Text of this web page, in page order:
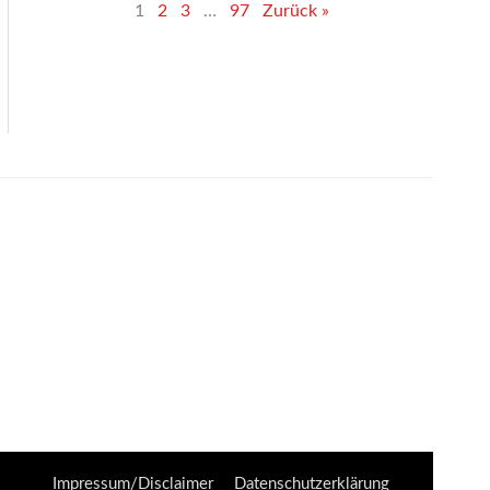
1 2 3 … 97 Zurück »
Impressum/Disclaimer Datenschutzerklärung